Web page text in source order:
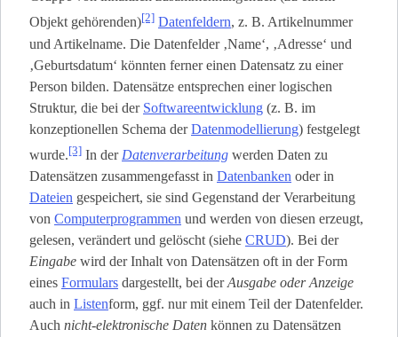
Objekt gehörenden)[2] Datenfeldern, z. B. Artikelnummer
und Artikelname. Die Datenfelder ‚Name‘, ‚Adresse‘ und
‚Geburtsdatum‘ könnten ferner einen Datensatz zu einer
Person bilden. Datensätze entsprechen einer logischen
Struktur, die bei der Softwareentwicklung (z. B. im
konzeptionellen Schema derDatenmodellierung) festgelegt
wurde.[3] In der Datenverarbeitung werden Daten zu
Datensätzen zusammengefasst in Datenbanken oder in
Dateien gespeichert, sie sind Gegenstand der Verarbeitung
von Computerprogrammen und werden von diesen erzeugt,
gelesen, verändert und gelöscht (siehe CRUD). Bei der
Eingabe wird der Inhalt von Datensätzen oft in der Form
eines Formulars dargestellt, bei derAusgabe oder Anzeige
auch in Listen­form, ggf. nur mit einem Teil der Datenfelder.
Auch nicht-elektronische Daten können zu Datensätzen